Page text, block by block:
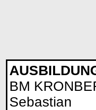
BM
Sebastian